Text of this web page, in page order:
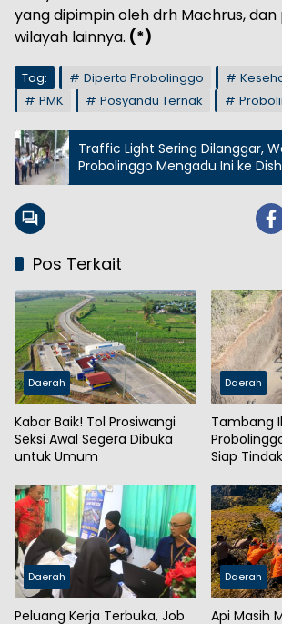
yang dipimpin oleh drh Machrus,
wilayah lainnya. (*)
Tag: Diperta Probolinggo
PMK
Posyandu Ternak
Traffic Light Sering Dilanggar,
Probolinggo Mengadu Ini ke
Pos Terkait
Daerah
Kabar Baik! Tol Prosiwangi
Seksi Awal Segera Dibuka
untuk Umum
Daerah
Tambang
Siap
Daerah
Peluang Kerja Terbuka, Job
Daerah
Api Masih